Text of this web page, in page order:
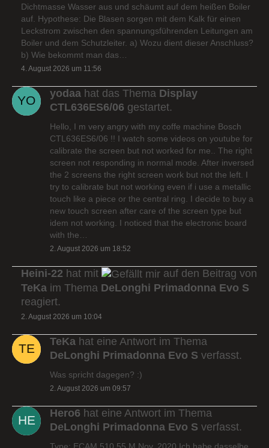
Dichtmasse Wasser aus und schäumt auf dem heißen Boiler
auf. Hypothese: Die Blasen sorgen mit dem Kalk für einen
Leckstrom zwischen den spannungsführenden Leitungen am
Boiler und dem Schutzleiter. a) Wozu dient dieser Anschluss?
b) Wie bekommt man das…
4. August 2026 um 11:56
yodaa hat das Thema Display
CTL636ES6/06 gestartet.
Hello, I m very angry with my coffe machine Bosch
CTL636ES6/06 !! I watch some videos on youtube for
calibrate the screen but not worked for me.. The right
screen not responding in normal mode. After inversed
the 2 screens the right screen work but not the left. I
try to calibrate but not working even if i use a metallic
touch like a piece or the central ring. I decide to buy a
new touch screen after care of the screen type but
idem not working. I noticed that the electronic board
with the…
2. August 2026 um 18:52
Heini-22 hat mit
auf den Beitrag von
TeKa im Thema DeLonghi Primadonna Evo S
reagiert.
2. August 2026 um 10:04
TeKa hat eine Antwort im Thema
DeLonghi Primadonna Evo S verfasst.
Was spricht dagegen? :)
2. August 2026 um 09:57
Hero6 hat eine Antwort im Thema
DeLonghi Primadonna Evo S verfasst.
Type: ECAM 510.55.M Nov. 2020 Ich habe dasselbe